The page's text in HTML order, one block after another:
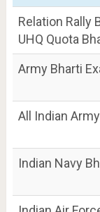
Relation Rally
UHQ Quota
Army Bharti
All Indian
Indian Navy